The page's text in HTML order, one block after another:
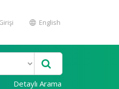
English
Detaylı Arama